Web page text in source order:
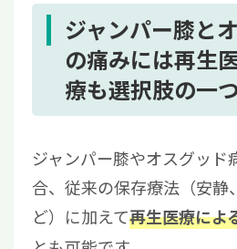
ジャンパー膝と
の痛みには再生
療も選択肢の一
ジャンパー膝やオスグッド
合、従来の保存療法（安静
ど）に加えて再生医療によ